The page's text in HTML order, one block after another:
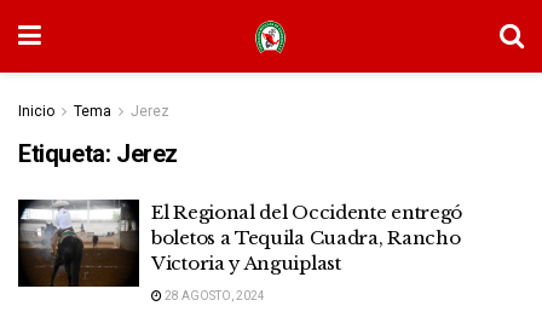
Inicio Tema Jerez
Etiqueta: Jerez
El Regional del Occidente entregó
boletos a Tequila Cuadra, Rancho
Victoria y Anguiplast
28 AGOSTO, 2024